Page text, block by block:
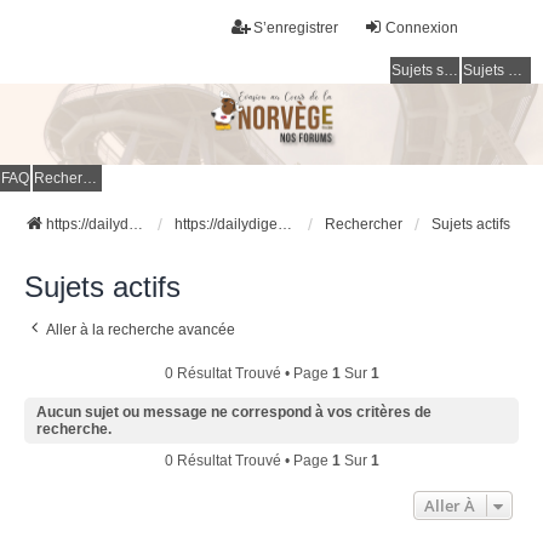
Connexion
S’enregistrer
Sujets sans réponse Sujets actifs
FAQ Rechercher
https://dailydigesthub.com https://dailydigesthub.com Rechercher Sujets actifs
Sujets actifs
Aller à la recherche avancée
0 Résultat Trouvé • Page 1Sur 1
Aucun sujet ou message ne correspond à vos critères de
recherche.
0 Résultat Trouvé • Page 1Sur 1
Aller À